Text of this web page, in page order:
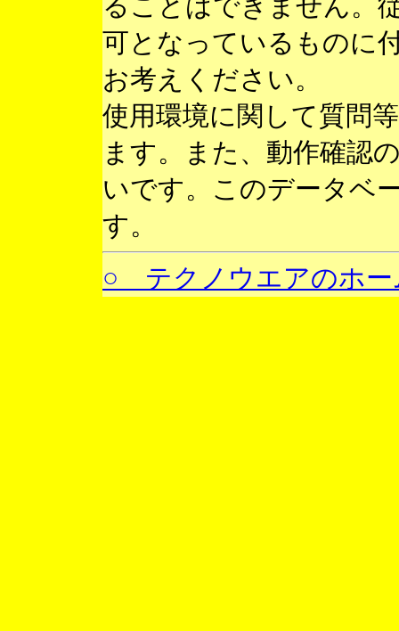
可となっているものに
お考えください。
使用環境に関して質問
ます。また、動作確認
いです。このデータベ
す。
○ テクノウエアのホー